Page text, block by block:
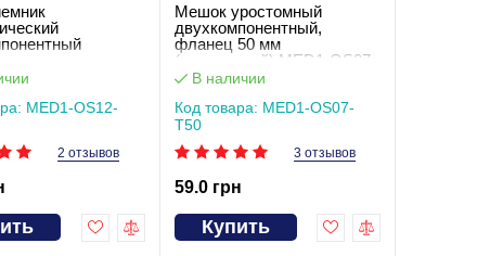
фланец 15-35 мм
MED1-OS12-
2 отзывов
Мешок уростомный
двухкомпонентный,
фланец 50 мм
(прозрачный) MED1-OS07-
T50В наличии
Код товара: MED1-OS07-
T50
3 отзывов
59.0 грн
Купить